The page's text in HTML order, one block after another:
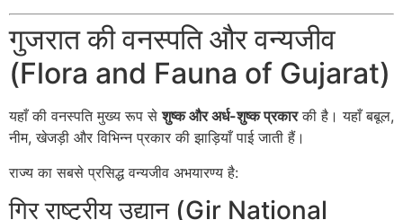
गुजरात की वनस्पति और वन्यजीव
(Flora and Fauna of Gujarat)
यहाँ की वनस्पति मुख्य रूप सेशुष्क और अर्ध-शुष्क प्रकारकी है। यहाँ बबूल,
नीम, खेजड़ी और विभिन्न प्रकार की झाड़ियाँ पाई जाती हैं।
राज्य का सबसे प्रसिद्ध वन्यजीव अभयारण्य है:
गिर राष्ट्रीय उद्यान (Gir National